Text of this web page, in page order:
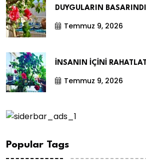
DUYGULARIN
Temmuz 9, 2026
İNSANIN İÇİNİ
Temmuz 9, 2026
Popular Tags